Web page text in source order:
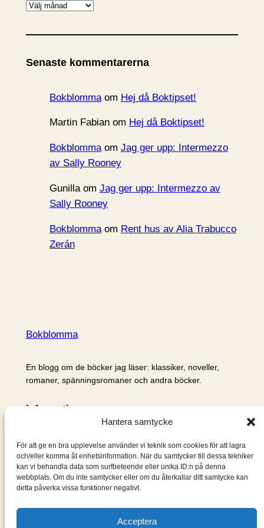
Hantera samtycke
För att ge en bra upplevelse använder vi teknik som cookies för att lagra
och/eller komma åt enhetsinformation. När du samtycker till dessa tekniker
kan vi behandla data som surfbeteende eller unika ID:n på denna
webbplats. Om du inte samtycker eller om du återkallar ditt samtycke kan
detta påverka vissa funktioner negativt.
Acceptera
A
k
v
Senaste kommentarerna
Bokblommaom Hej då Boktipset!
Martin Fabianom Hej då Boktipset!
Bokblommaom Jag ger upp: Intermezzo
av Sally Rooney
Gunillaom Jag ger upp: Intermezzo av
Sally Rooney
Bokblommaom Rent hus av Alia Trabucco
Zerán
Bokblomma
En blogg om de böcker jag läser: klassiker, noveller,
romaner, spänningsromaner och andra böcker.
Information
Om mig & om bloggen
S
ö
k